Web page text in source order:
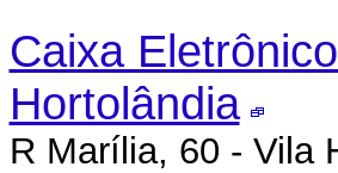
Caixa
Hortolândia
R Marília, 60 - Vila